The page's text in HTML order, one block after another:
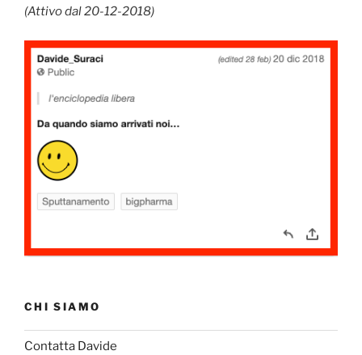
(Attivo dal 20-12-2018)
CHI SIAMO
Contatta Davide